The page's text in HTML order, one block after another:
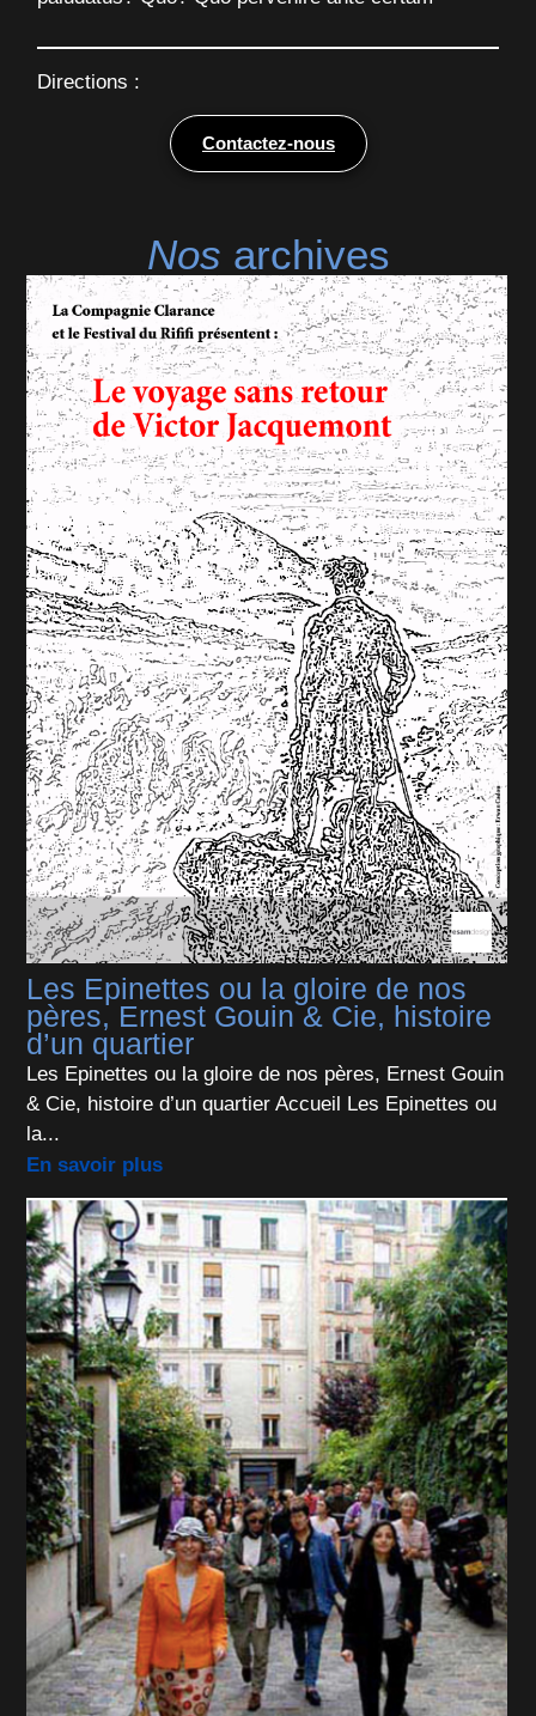
Directions :
Contactez-nous
Nos archives
Les Epinettes ou la gloire de nos
pères, Ernest Gouin & Cie, histoire
d’un quartier
Les Epinettes ou la gloire de nos pères, Ernest Gouin
& Cie, histoire d’un quartier Accueil Les Epinettes ou
la...
En savoir plus